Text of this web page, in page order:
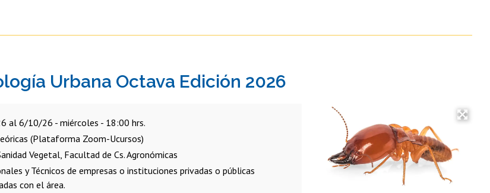
Nutrición y Tecnología de
Bachillerato
Urbana Octava Edición 2026
al 6/10/26 - miércoles - 18:00 hrs.
(Plataforma Zoom-Ucursos)
Vegetal, Facultad de Cs. Agronómicas
y Técnicos de empresas o instituciones privadas o públicas
con el área.